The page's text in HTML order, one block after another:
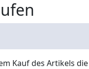
Kauf des Artikels